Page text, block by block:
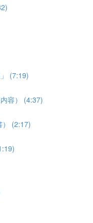
(7:19)
容） (4:37)
） (2:17)